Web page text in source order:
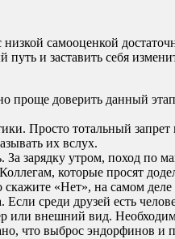
низкой самооценкой
путь и заставить себя
проще доверить данный
Просто тотальный
их вслух.
За зарядку утром, поход по
которые просят
«Нет», на самом
Если среди друзей есть
или внешний вид.
что выброс эндорфинов и